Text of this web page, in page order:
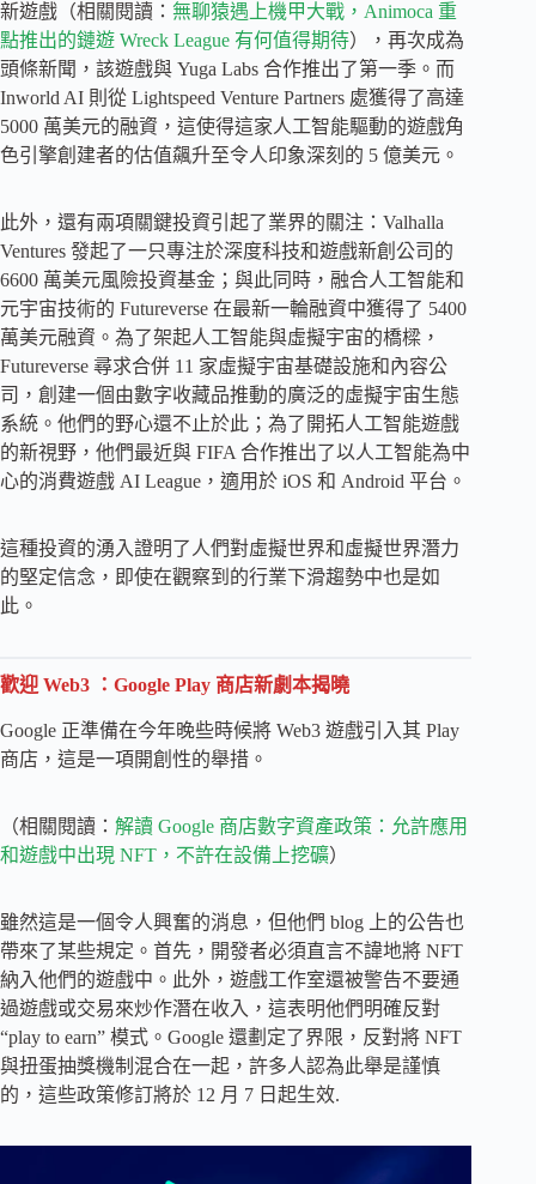
新遊戲（相關閱讀： 無聊猿遇上機甲大戰，Animoca 重
點推出的鏈遊 Wreck League 有何值得期待），再次成為
頭條新聞，該遊戲與 Yuga Labs 合作推出了第一季。而
Inworld AI 則從 Lightspeed Venture Partners 處獲得了高達
5000 萬美元的融資，這使得這家人工智能驅動的遊戲角
色引擎創建者的估值飆升至令人印象深刻的 5 億美元。
此外，還有兩項關鍵投資引起了業界的關注：Valhalla
Ventures 發起了一只專注於深度科技和遊戲新創公司的
6600 萬美元風險投資基金；與此同時，融合人工智能和
元宇宙技術的 Futureverse 在最新一輪融資中獲得了 5400
萬美元融資。為了架起人工智能與虛擬宇宙的橋樑，
Futureverse 尋求合併 11 家虛擬宇宙基礎設施和內容公
司，創建一個由數字收藏品推動的廣泛的虛擬宇宙生態
系統。他們的野心還不止於此；為了開拓人工智能遊戲
的新視野，他們最近與 FIFA 合作推出了以人工智能為中
心的消費遊戲 AI League，適用於 iOS 和 Android 平台。
這種投資的湧入證明了人們對虛擬世界和虛擬世界潛力
的堅定信念，即使在觀察到的行業下滑趨勢中也是如
此。
歡迎 Web3 ：Google Play 商店新劇本揭曉
Google 正準備在今年晚些時候將 Web3 遊戲引入其 Play
商店，這是一項開創性的舉措。
（相關閱讀： 解讀 Google 商店數字資產政策：允許應用
和遊戲中出現 NFT，不許在設備上挖礦）
雖然這是一個令人興奮的消息，但他們 blog 上的公告也
帶來了某些規定。首先，開發者必須直言不諱地將 NFT
納入他們的遊戲中。此外，遊戲工作室還被警告不要通
過遊戲或交易來炒作潛在收入，這表明他們明確反對
“play to earn” 模式。Google 還劃定了界限，反對將 NFT
與扭蛋抽獎機制混合在一起，許多人認為此舉是謹慎
的，這些政策修訂將於 12 月 7 日起生效.